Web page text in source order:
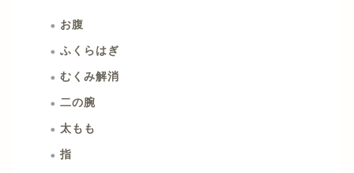
お腹
ふくらはぎ
むくみ解消
二の腕
太もも
指